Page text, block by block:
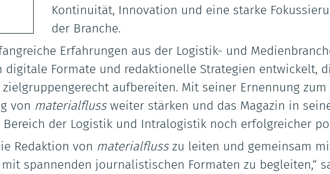
Kontinuität, Innovation und eine starke
der Branche.
Erfahrungen aus der Logistik- und
Formate und redaktionelle Strategien entwickelt,
aufbereiten. Mit seiner Ernennung
von materialflussweiter stärken und das Magazin in
der Logistik und Intralogistik noch erfolgreicher
Redaktion von materialflusszu leiten und gemeinsam
spannenden journalistischen Formaten zu begleiten,“